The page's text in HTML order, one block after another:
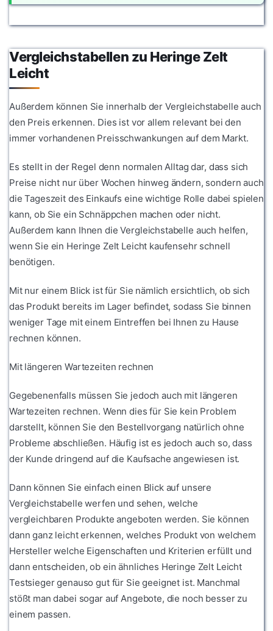
Vergleichstabellen zu Heringe Zelt
Leicht
Außerdem können Sie innerhalb der Vergleichstabelle auch
den Preis erkennen. Dies ist vor allem relevant bei den
immer vorhandenen Preisschwankungen auf dem Markt.
Es stellt in der Regel denn normalen Alltag dar, dass sich
Preise nicht nur über Wochen hinweg ändern, sondern auch
die Tageszeit des Einkaufs eine wichtige Rolle dabei spielen
kann, ob Sie ein Schnäppchen machen oder nicht.
Außerdem kann Ihnen die Vergleichstabelle auch helfen,
wenn Sie ein Heringe Zelt Leicht kaufensehr schnell
benötigen.
Mit nur einem Blick ist für Sie nämlich ersichtlich, ob sich
das Produkt bereits im Lager befindet, sodass Sie binnen
weniger Tage mit einem Eintreffen bei Ihnen zu Hause
rechnen können.
Mit längeren Wartezeiten rechnen
Gegebenenfalls müssen Sie jedoch auch mit längeren
Wartezeiten rechnen. Wenn dies für Sie kein Problem
darstellt, können Sie den Bestellvorgang natürlich ohne
Probleme abschließen. Häufig ist es jedoch auch so, dass
der Kunde dringend auf die Kaufsache angewiesen ist.
Dann können Sie einfach einen Blick auf unsere
Vergleichstabelle werfen und sehen, welche
vergleichbaren Produkte angeboten werden. Sie können
dann ganz leicht erkennen, welches Produkt von welchem
Hersteller welche Eigenschaften und Kriterien erfüllt und
dann entscheiden, ob ein ähnliches Heringe Zelt Leicht
Testsieger genauso gut für Sie geeignet ist. Manchmal
stößt man dabei sogar auf Angebote, die noch besser zu
einem passen.